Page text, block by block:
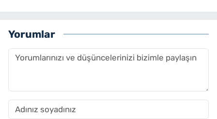
Yorumlar